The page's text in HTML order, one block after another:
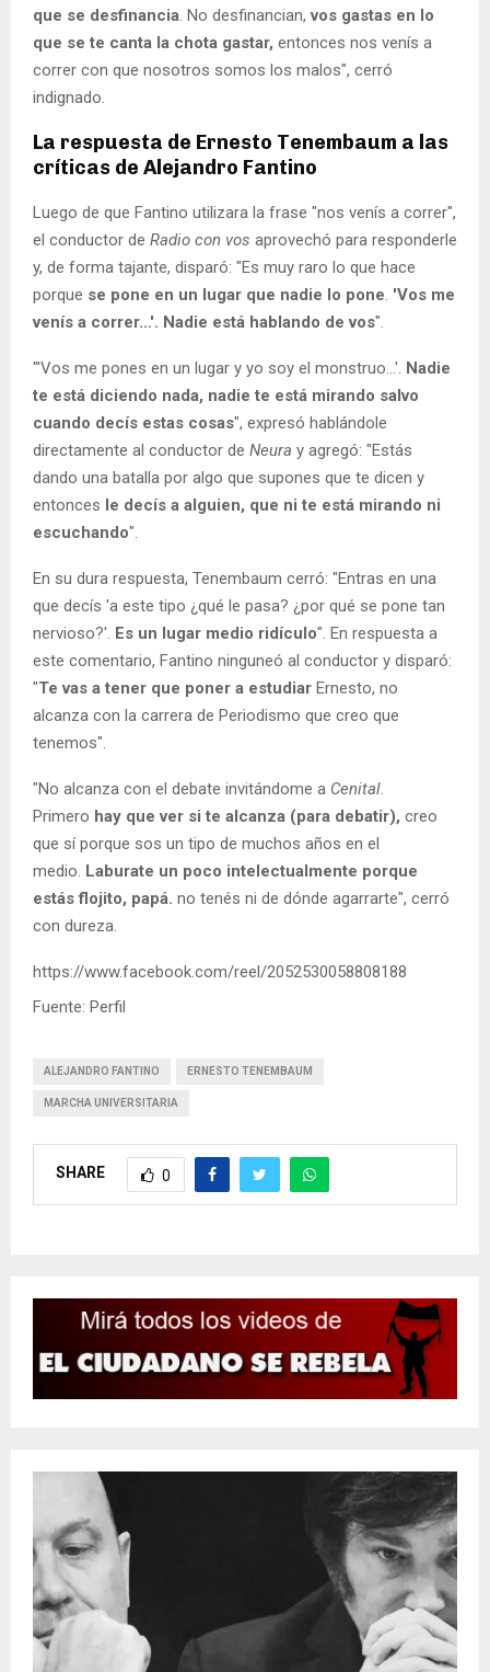
que se desfinancia. No desfinancian, vos gastas en lo
que se te canta la chota gastar, entonces nos venís a
correr con que nosotros somos los malos", cerró
indignado.
La respuesta de Ernesto Tenembaum a las
críticas de Alejandro Fantino
Luego de que Fantino utilizara la frase "nos venís a correr",
el conductor de Radio con vos aprovechó para responderle
y, de forma tajante, disparó: "Es muy raro lo que hace
porque se pone en un lugar que nadie lo pone. 'Vos me
venís a correr…'. Nadie está hablando de vos".
"'Vos me pones en un lugar y yo soy el monstruo…'. Nadie
te está diciendo nada, nadie te está mirando salvo
cuando decís estas cosas", expresó hablándole
directamente al conductor de Neura y agregó: "Estás
dando una batalla por algo que supones que te dicen y
entonces le decís a alguien, que ni te está mirando ni
escuchando".
En su dura respuesta, Tenembaum cerró: "Entras en una
que decís 'a este tipo ¿qué le pasa? ¿por qué se pone tan
nervioso?'. Es un lugar medio ridículo". En respuesta a
este comentario, Fantino ninguneó al conductor y disparó:
"Te vas a tener que poner a estudiar Ernesto, no
alcanza con la carrera de Periodismo que creo que
tenemos".
"No alcanza con el debate invitándome a Cenital.
Primero hay que ver si te alcanza (para debatir), creo
que sí porque sos un tipo de muchos años en el
medio. Laburate un poco intelectualmente porque
estás flojito, papá. no tenés ni de dónde agarrarte", cerró
con dureza.
https://www.facebook.com/reel/2052530058808188
Fuente: Perfil
ALEJANDRO FANTINO ERNESTO TENEMBAUM
MARCHA UNIVERSITARIA
SHARE 0